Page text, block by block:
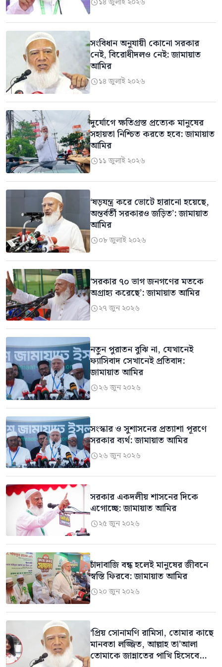

সংবিধান অনুযায়ী কোনো সরকার
নেই, বিরোধীদলও নেই: জামায়াত
আমির
১৪ জুলাই ২০২৬
দুর্যোগে ক্ষতিগ্রস্ত প্রত্যেক মানুষের
সহায়তা নিশ্চিত করতে হবে: জামায়াত
আমির
১১ জুলাই ২০২৬
‘ষড়যন্ত্র করে ভোটে হারানো হয়েছে,
অন্তর্বর্তী সরকারও জড়িত’: জামায়াত
আমির
০৮ জুলাই ২০২৬
‘সরকার ৭০ ভাগ জনগণের মতকে
অগ্রাহ্য করেছে’: জামায়াত আমির
২৭ জুন ২০২৬
নতুন পুরাতন বুঝি না, যেখানেই
ফ্যাসিবাদ সেখানেই প্রতিবাদ:
জামায়াত আমির
২৬ জুন ২০২৬
সংস্কার ও সুশাসনের প্রত্যাশা পূরণে
সরকার ব্যর্থ: জামায়াত আমির
২৬ জুন ২০২৬
সরকার একদলীয় শাসনের দিকে
এগোচ্ছে: জামায়াত আমির
২৫ জুন ২০২৬
চাঁদাবাজি বন্ধ হলেই মানুষের জীবনে
স্বস্তি ফিরবে: জামায়াত আমির
২০ জুন ২০২৬
‘প্রিয় সোনামণি রামিসা, তোমার কাছে
মানবতা লজ্জিত, আল্লাহ তা'আলা
তোমাকে জান্নাতের পাখি হিসেবে